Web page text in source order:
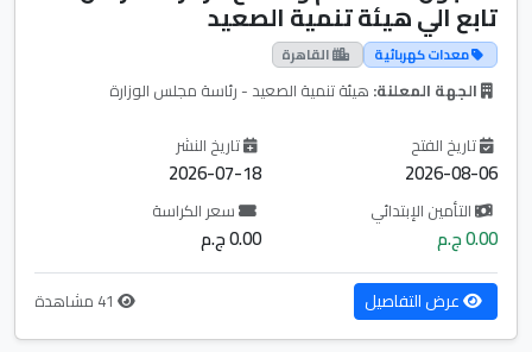
تابع الي هيئة تنمية الصعيد
معدات كهربائية القاهرة
الجهة المعلنة: هيئة تنمية الصعيد - رئاسة مجلس الوزارة
تاريخ الفتح
2026-08-06
تاريخ النشر
2026-07-18
التأمين الإبتدائي
0.00 ج.م
سعر الكراسة
0.00 ج.م
عرض التفاصيل